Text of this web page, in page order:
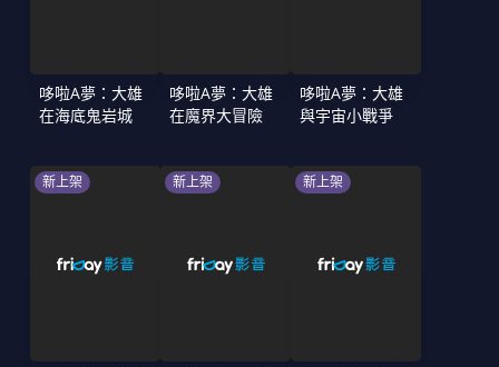
哆啦A夢：大雄
在海底鬼岩城
哆啦A夢：大雄
在魔界大冒險
哆啦A夢：大雄
與宇宙小戰爭
新上架 新上架 新上架